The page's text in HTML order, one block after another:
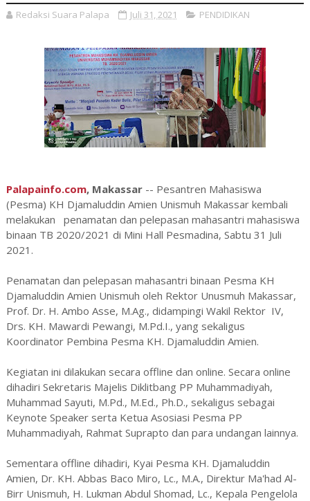
Redaksi Suara Palapa Juli 31, 2021 PENDIDIKAN
Palapainfo.com, Makassar-- Pesantren Mahasiswa
(Pesma) KH Djamaluddin Amien Unismuh Makassar kembali
melakukan penamatan dan pelepasan mahasantri mahasiswa
binaan TB 2020/2021 di Mini Hall Pesmadina, Sabtu 31 Juli
2021.
Penamatan dan pelepasan mahasantri binaan Pesma KH
Djamaluddin Amien Unismuh oleh Rektor Unusmuh Makassar,
Prof. Dr. H. Ambo Asse, M.Ag., didampingi Wakil Rektor IV,
Drs. KH. Mawardi Pewangi, M.Pd.I., yang sekaligus
Koordinator Pembina Pesma KH. Djamaluddin Amien.
Kegiatan ini dilakukan secara offline dan online. Secara online
dihadiri Sekretaris Majelis Diklitbang PP Muhammadiyah,
Muhammad Sayuti, M.Pd., M.Ed., Ph.D., sekaligus sebagai
Keynote Speaker serta Ketua Asosiasi Pesma PP
Muhammadiyah, Rahmat Suprapto dan para undangan lainnya.
Sementara offline dihadiri, Kyai Pesma KH. Djamaluddin
Amien, Dr. KH. Abbas Baco Miro, Lc., M.A., Direktur Ma'had Al-
Birr Unismuh, H. Lukman Abdul Shomad, Lc., Kepala Pengelola